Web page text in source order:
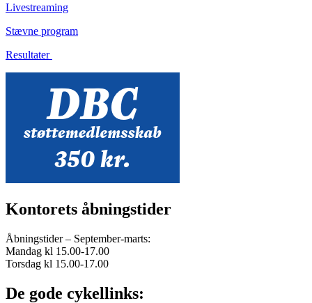
Livestreaming
Stævne program
Resultater
Kontorets åbningstider
Åbningstider – September-marts:
Mandag kl 15.00-17.00
Torsdag kl 15.00-17.00
De gode cykellinks: